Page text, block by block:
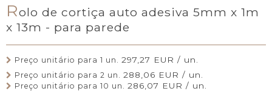
Rolo de cortiça auto adesiva 5mm x 1m
x 13m - para parede
Preço unitário para 1 un. 297,27 EUR / un.
Preço unitário para 2 un. 288,06 EUR / un.
Preço unitário para 10 un. 286,07 EUR / un.